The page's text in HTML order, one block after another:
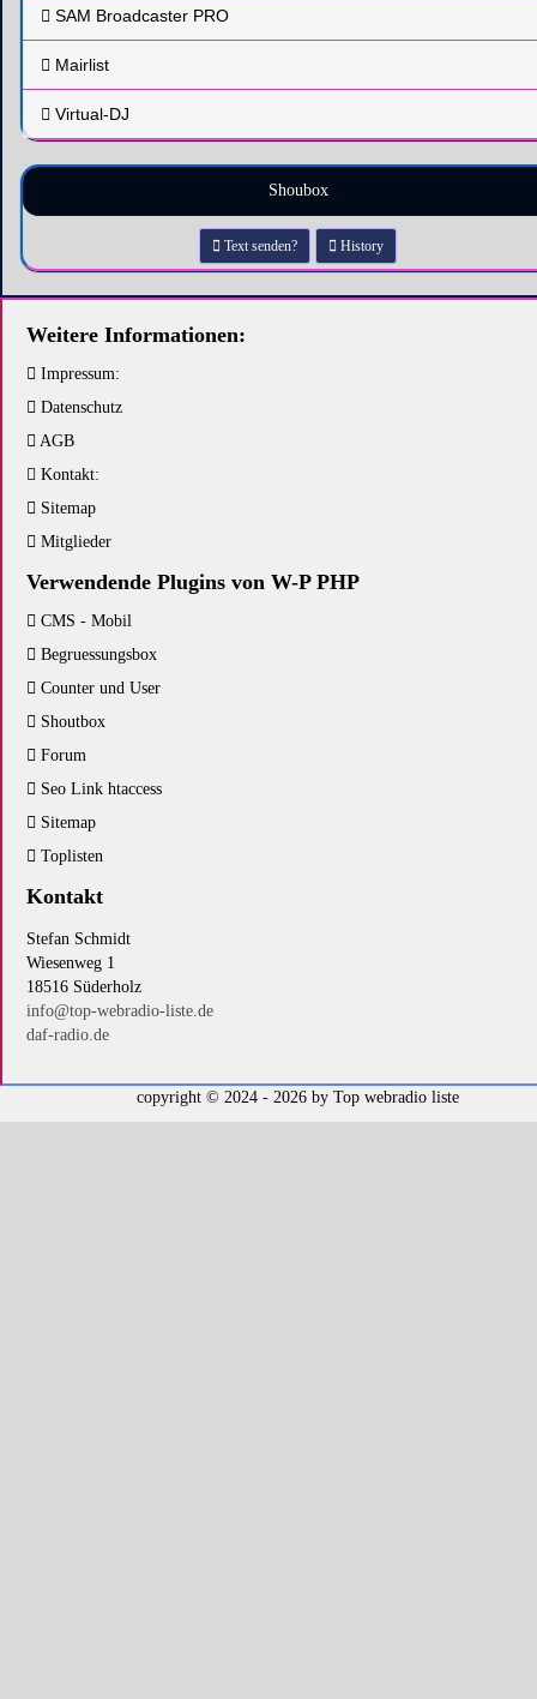
SAM Broadcaster PRO
Mairlist
Virtual-DJ
Shoubox
Text senden? History
Weitere Informationen:
Impressum:
Datenschutz
AGB
Kontakt:
Sitemap
Mitglieder
Verwendende Plugins von W-P PHP
CMS - Mobil
Begruessungsbox
Counter und User
Shoutbox
Forum
Seo Link htaccess
Sitemap
Toplisten
Kontakt
Stefan Schmidt
Wiesenweg 1
18516 Süderholz
info@top-webradio-liste.de
daf-radio.de
copyright © 2024 - 2026 by Top webradio liste